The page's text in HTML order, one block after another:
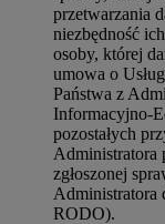
przetwarzania
niezbędność
osoby, której
umowa o
Państwa z
Informacyjno-
pozostałych
Administratora
zgłoszonej
Administratora
RODO).